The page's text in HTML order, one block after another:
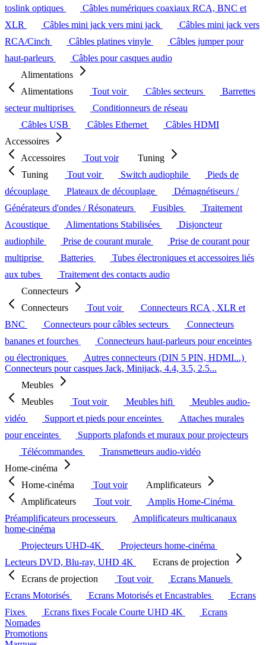
toslink optiques
Câbles numériques coaxiaux RCA, BNC et
XLR
Câbles mini jack vers mini jack
Câbles mini jack vers
RCA/Cinch
Câbles platines vinyle
Câbles jumper pour
haut-parleurs
Câbles pour casques audio
Alimentations
Alimentations
Tout voir Câbles secteurs
Barrettes
secteur multiprises
Conditionneurs de réseau
Câbles USB
Câbles Ethernet
Câbles HDMI
Accessoires
Accessoires
Tout voir
Tuning
Tuning
Tout voir Switch audiophile
Pieds de
découplage
Plateaux de découplage
Démagnétiseurs /
Générateurs d'ondes / Résonateurs
Fusibles
Traitement
Acoustique
Alimentations Stabilisées
Disjoncteur
audiophile
Prise de courant murale
Prise de courant pour
multiprise
Batteries
Tubes électroniques et accessoires liés
aux tubes
Traitement des contacts audio
Connecteurs
Connecteurs
Tout voir
Connecteurs RCA , XLR et
BNC
Connecteurs pour câbles secteurs
Connecteurs
bananes et fourches
Connecteurs haut-parleurs pour enceintes
ou électroniques
Autres connecteurs (DIN 5 PIN, HDMI...)
Connecteurs pour casques Jack, Minijack, 4.4, 3.5, 2.5...
Meubles
Meubles
Tout voir Meubles hifi
Meubles audio-
vidéo
Support et pieds pour enceintes
Attaches murales
pour enceintes
Supports plafonds et muraux pour projecteurs
Télécommandes
Transmetteurs audio-vidéo
Home-cinéma
Home-cinéma
Tout voir
Amplificateurs
Amplificateurs
Tout voir
Amplis Home-Cinéma
Préamplificateurs processeurs
Amplificateurs multicanaux
home-cinéma
Projecteurs UHD-4K
Projecteurs home-cinéma
Lecteurs DVD, Blu-ray, UHD 4K
Ecrans de projection
Ecrans de projection
Tout voir
Ecrans Manuels
Ecrans Motorisés
Ecrans Motorisés et Encastrables
Ecrans
Fixes
Ecrans fixes Focale Courte UHD 4K
Ecrans
Nomades
Promotions